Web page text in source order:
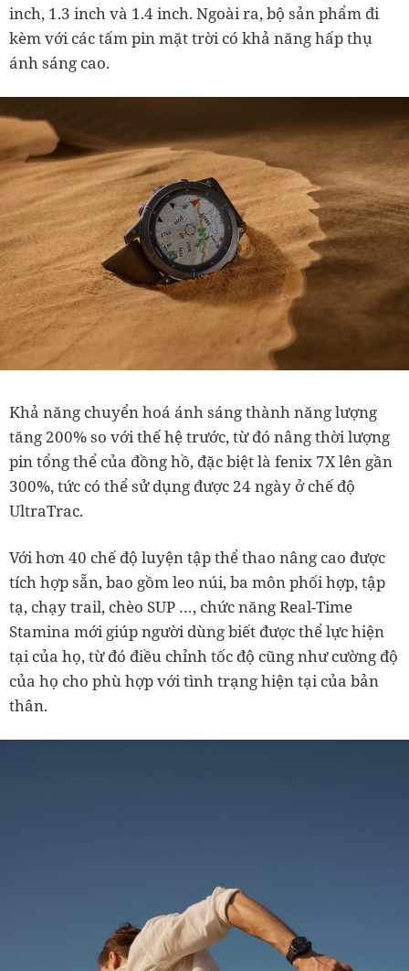
inch, 1.3 inch và 1.4 inch. Ngoài ra, bộ sản phẩm đi
kèm với các tấm pin mặt trời có khả năng hấp thụ
ánh sáng cao.
Khả năng chuyển hoá ánh sáng thành năng lượng
tăng 200% so với thế hệ trước, từ đó nâng thời lượng
pin tổng thể của đồng hồ, đặc biệt là fenix 7X lên gần
300%, tức có thể sử dụng được 24 ngày ở chế độ
UltraTrac.
Với hơn 40 chế độ luyện tập thể thao nâng cao được
tích hợp sẵn, bao gồm leo núi, ba môn phối hợp, tập
tạ, chạy trail, chèo SUP …, chức năng Real-Time
Stamina mới giúp người dùng biết được thể lực hiện
tại của họ, từ đó điều chỉnh tốc độ cũng như cường độ
của họ cho phù hợp với tình trạng hiện tại của bản
thân.